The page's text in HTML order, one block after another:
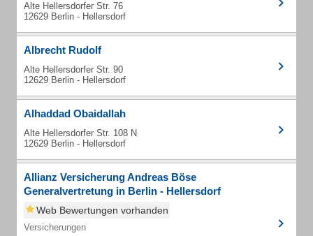
Alte Hellersdorfer Str. 76
12629 Berlin - Hellersdorf
Albrecht Rudolf
Alte Hellersdorfer Str. 90
12629 Berlin - Hellersdorf
Alhaddad Obaidallah
Alte Hellersdorfer Str. 108 N
12629 Berlin - Hellersdorf
Allianz Versicherung Andreas Böse
Generalvertretung in Berlin - Hellersdorf
Web Bewertungen vorhanden
Versicherungen